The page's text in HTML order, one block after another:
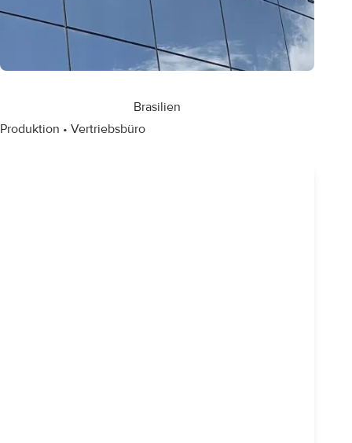
Brasilien
Produktion • Vertriebsbüro